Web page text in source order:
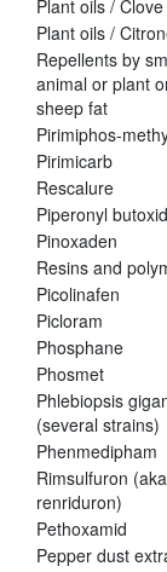
Plant oils /
Plant oils /
Repellents by
animal or plant
sheep fat
Pirimiphos-
Pirimicarb
Rescalure
Piperonyl
Pinoxaden
Resins and
Picolinafen
Picloram
Phosphane
Phosmet
Phlebiopsis
(several strains)
Phenmedipham
Rimsulfuron (aka
renriduron)
Pethoxamid
Pepper dust